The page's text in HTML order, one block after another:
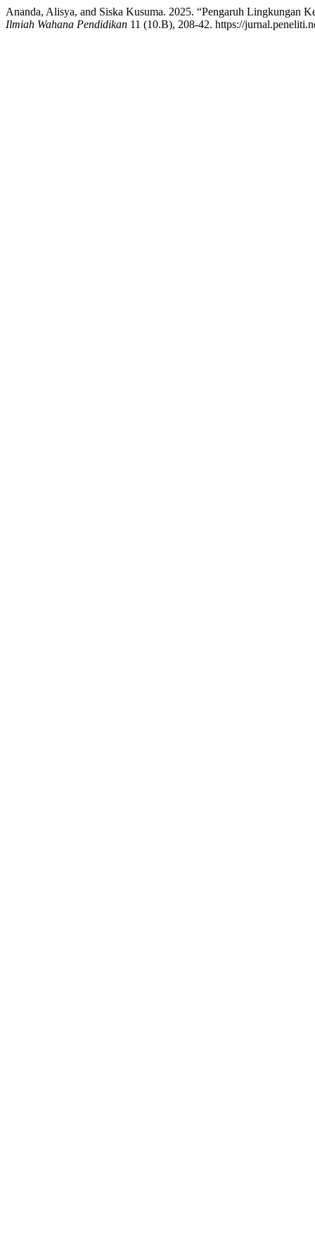
Ananda, Alisya, and Siska Kusuma. 2025. “Pengaruh
Ilmiah Wahana Pendidikan 11 (10.B), 208-42. https://